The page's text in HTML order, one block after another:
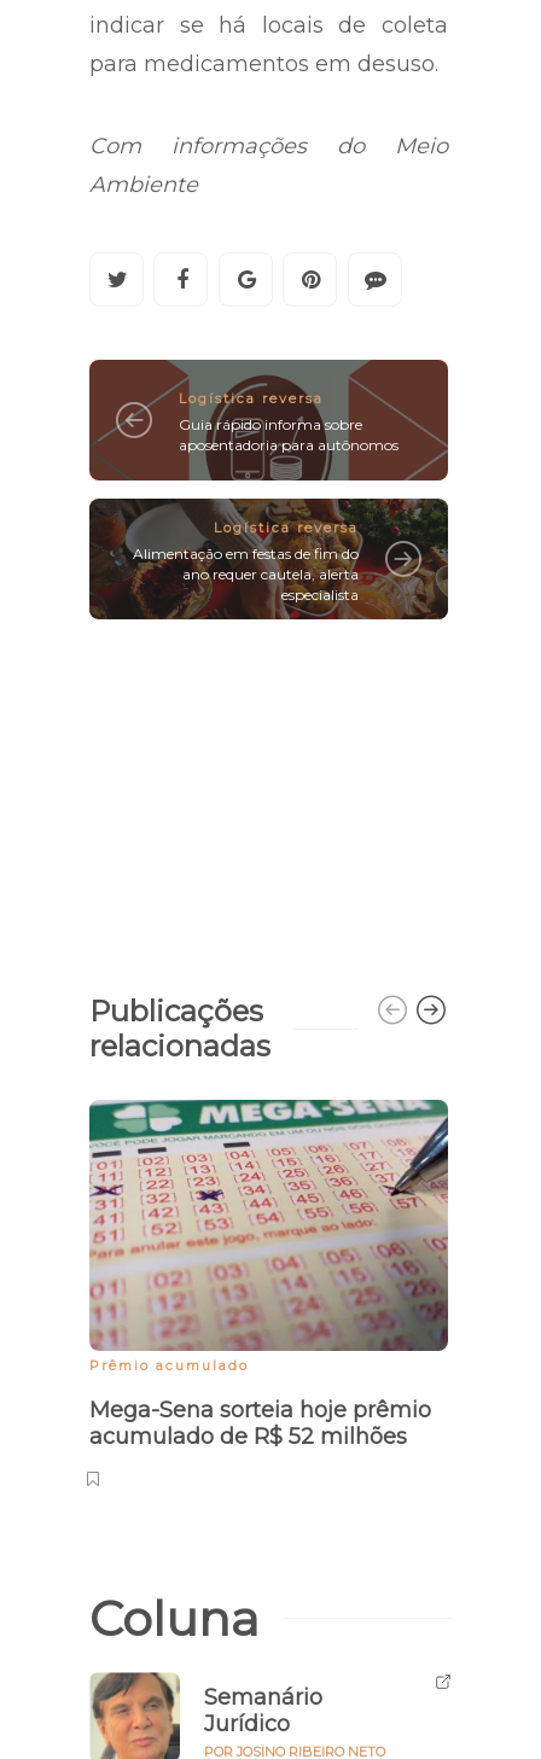
indicar se há locais de coleta
para medicamentos em desuso.
Com informações do Meio
Ambiente
Logística reversa
Guia rápido informa sobre
aposentadoria para autônomos
Logística reversa
Alimentação em festas de fim do
ano requer cautela, alerta
especialista
Publicações
relacionadas
Prêmio acumulado
Mega-Sena sorteia hoje prêmio
acumulado de R$ 52 milhões
Coluna
Semanário
Jurídico
POR JOSINO RIBEIRO NETO